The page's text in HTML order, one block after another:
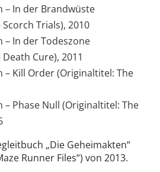
– In der Brandwüste
Trials), 2010
– In der Todeszone
Cure), 2011
– Kill Order (Originaltitel: The
– Phase Null (Originaltitel: The
„Die Geheimakten“
Runner Files“) von 2013.